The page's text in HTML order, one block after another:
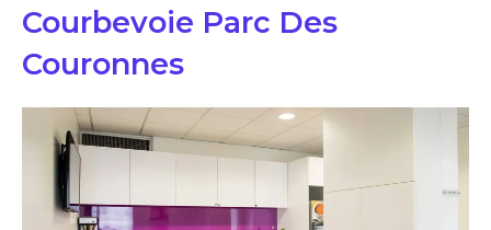
Courbevoie Parc Des
Couronnes